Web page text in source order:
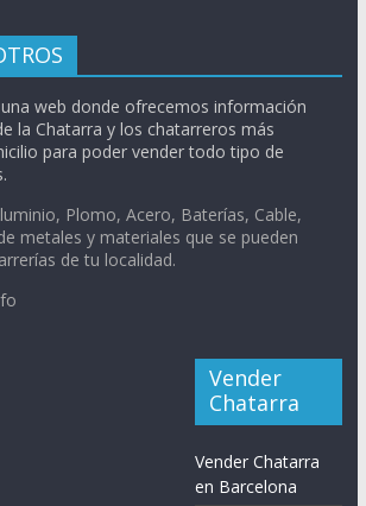
web donde ofrecemos información
la Chatarra y los chatarreros más
para poder vender todo tipo de
Plomo, Acero, Baterías, Cable,
metales y materiales que se pueden
de tu localidad.
Vender
Chatarra
Vender Chatarra
en Barcelona